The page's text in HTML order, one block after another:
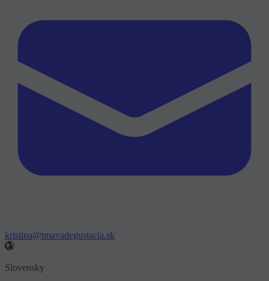
kristina@tmavadegustacia.sk
Slovensky